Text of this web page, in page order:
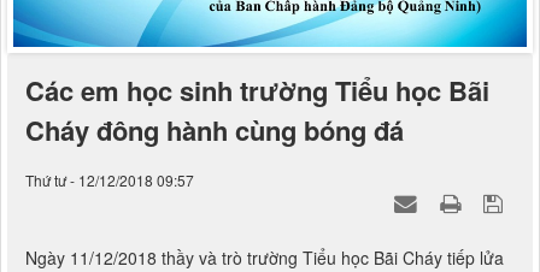
Các em học sinh trường Tiểu học Bãi
Cháy đông hành cùng bóng đá
Thứ tư - 12/12/2018 09:57
Ngày 11/12/2018 thầy và trò trường Tiểu học Bãi Cháy tiếp lửa